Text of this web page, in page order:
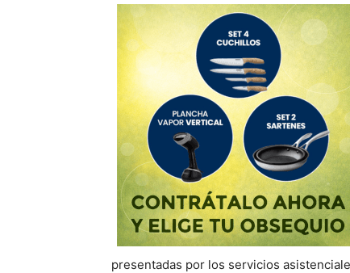
presentadas por los servicios